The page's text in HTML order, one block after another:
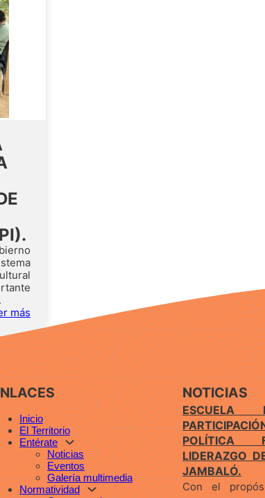
más
Inicio
El Territorio
Entérate
Noticias
Eventos
Galería multimedia
Normatividad
NOTICIAS
ESCUELA
POLÍTICA
LIDERAZGO
JAMBALÓ.
Con el